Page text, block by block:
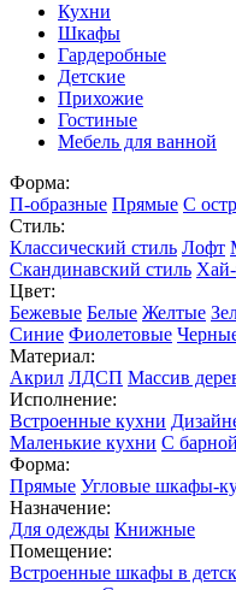
Кухни
Шкафы
Гардеробные
Детские
Прихожие
Гостиные
Мебель для ванной
Форма:
П-образные Прямые С
Стиль:
Классический стиль Лофт
Скандинавский стиль
Цвет:
Бежевые Белые Желтые
Синие Фиолетовые
Материал:
Акрил ЛДСП Массив
Исполнение:
Встроенные кухни
Маленькие кухни С
Форма:
Прямые Угловые шкафы-
Назначение:
Для одежды Книжные
Помещение:
Встроенные шкафы в